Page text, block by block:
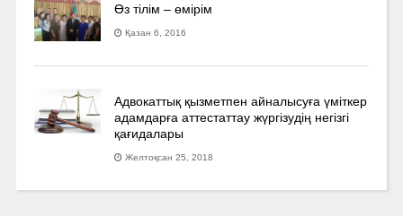
Өз тілім – өмірім
Қазан 6, 2016
Адвокаттық қызметпен айналысуға үмiткер
адамдарға аттестаттау жүргізудің негізгі
қағидалары
Желтоқсан 25, 2018